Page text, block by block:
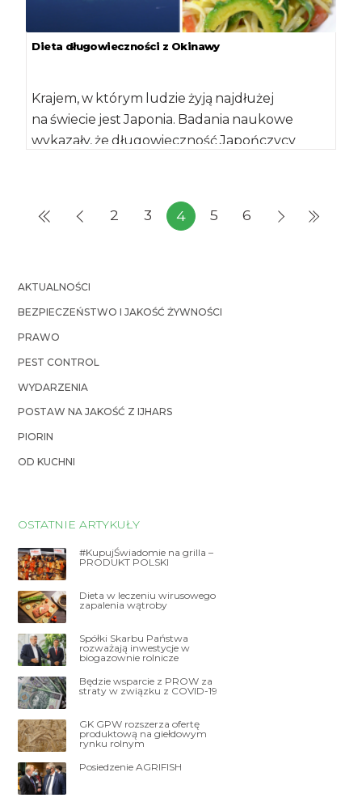
Dieta długowieczności z Okinawy
Krajem, w którym ludzie żyją najdłużej
na świecie jest Japonia. Badania naukowe
wykazały, że długowieczność Japończycy
2 3 4 5 6
AKTUALNOŚCI
BEZPIECZEŃSTWO I JAKOŚĆ ŻYWNOŚCI
PRAWO
PEST CONTROL
WYDARZENIA
POSTAW NA JAKOŚĆ Z IJHARS
PIORIN
OD KUCHNI
OSTATNIE ARTYKUŁY
#KupujŚwiadomie na grilla –
PRODUKT POLSKI
Dieta w leczeniu wirusowego
zapalenia wątroby
Spółki Skarbu Państwa
rozważają inwestycje w
biogazownie rolnicze
Będzie wsparcie z PROW za
straty w związku z COVID-19
GK GPW rozszerza ofertę
produktową na giełdowym
rynku rolnym
Posiedzenie AGRIFISH